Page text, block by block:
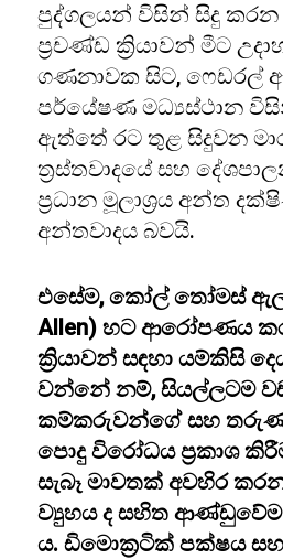
පුද්ගලයන් විසින් සිදු කරන
ප්‍රචණ්ඩ ක්‍රියාවන් මීට
ගණනාවක සිට, ෆෙඩරල්
පර්යේෂණ මධ්‍යස්ථාන
ඇත්තේ රට තුළ සිදුවන
ත්‍රස්තවාදයේ සහ
ප්‍රධාන මූලාශ්‍රය අන්ත
අන්තවාදය බවයි.
එසේම, කෝල් තෝමස්
Allen) හට ආරෝපණය
ක්‍රියාවන් සඳහා යම්කිසි
වන්නේ නම්, සියල්ලටම
කම්කරුවන්ගේ සහ තරුණ
පොදු විරෝධය ප්‍රකාශ
සැබෑ මාවතක් අවහිර
ව්‍යුහය ද සහිත ආණ්ඩුවේම
ය. ඩිමොක්‍රටික් පක්ෂය